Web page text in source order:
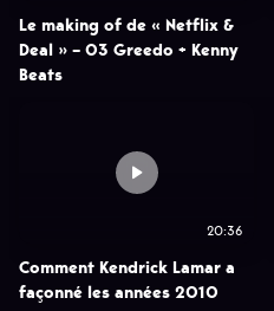
Le making of de « Netflix &
Deal » – 03 Greedo + Kenny
Beats
20:36
Comment Kendrick Lamar a
façonné les années 2010